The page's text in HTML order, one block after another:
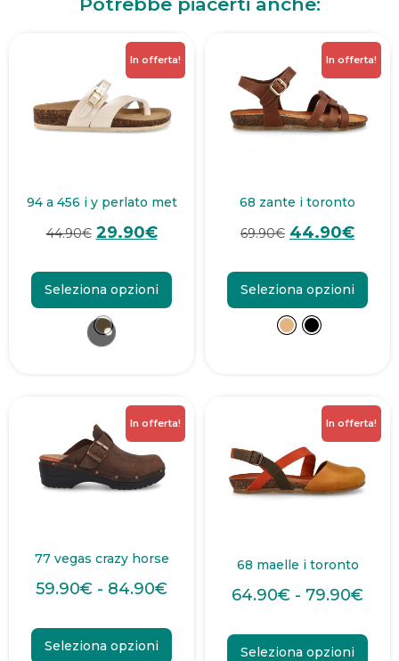
In offerta!
94 a 456 i y perlato met
44.90€ 29.90€
Seleziona opzioni
In offerta!
68 zante i toronto
69.90€ 44.90€
Seleziona opzioni
In offerta!
77 vegas crazy horse
59.90€ - 84.90€
Seleziona opzioni
In offerta!
68 maelle i toronto
64.90€ - 79.90€
Seleziona opzioni